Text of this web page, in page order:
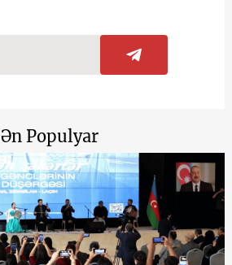
Ən Populyar